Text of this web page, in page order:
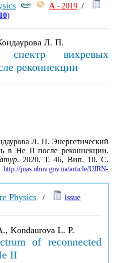
А - 2019 /
)
Л. П.
спектр вихревых
реконнекции
Л. П. Энергетический
в Не II после реконнекции.
. 2020. Т. 46, Вип. 10. С.
http://jnas.nbuv.gov.ua/article/UJRN-
Physics /
Issue
Kondaurova L. P.
of reconnected
II